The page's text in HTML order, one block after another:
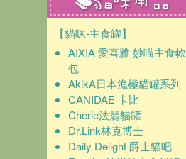
【貓咪-主食罐】
AIXIA 愛喜雅 妙喵主食軟
包
AkikA日本漁極貓罐系列
CANIDAE 卡比
Cherie法麗貓罐
Dr.Link林克博士
Daily Delight 爵士貓吧